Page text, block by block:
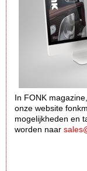
In FONK
onze website
mogelijkheden en
worden naar